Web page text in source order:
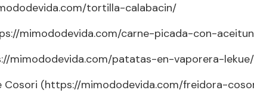
tortilla-calabacin/
mimododevida.com/carne-picada-con-
mimododevida.com/patatas-en-vaporera-lekue/
Cosori (https://mimododevida.com/freidora-